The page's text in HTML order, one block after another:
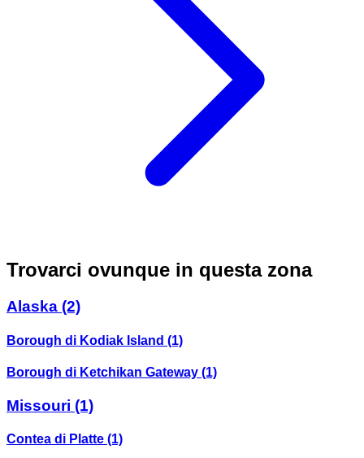
Trovarci ovunque in questa zona
Alaska (2)
Borough di Kodiak Island (1)
Borough di Ketchikan Gateway (1)
Missouri (1)
Contea di Platte (1)